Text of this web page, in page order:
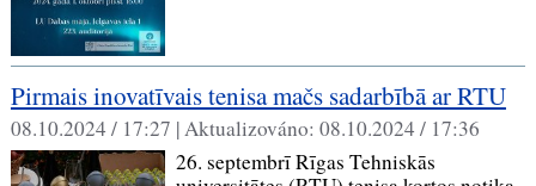
Pirmais inovatīvais tenisa mačs sadarbībā ar RTU
08.10.2024 / 17:27 |Aktualizováno: 08.10.2024 / 17:36
26. septembrī Rīgas Tehniskās